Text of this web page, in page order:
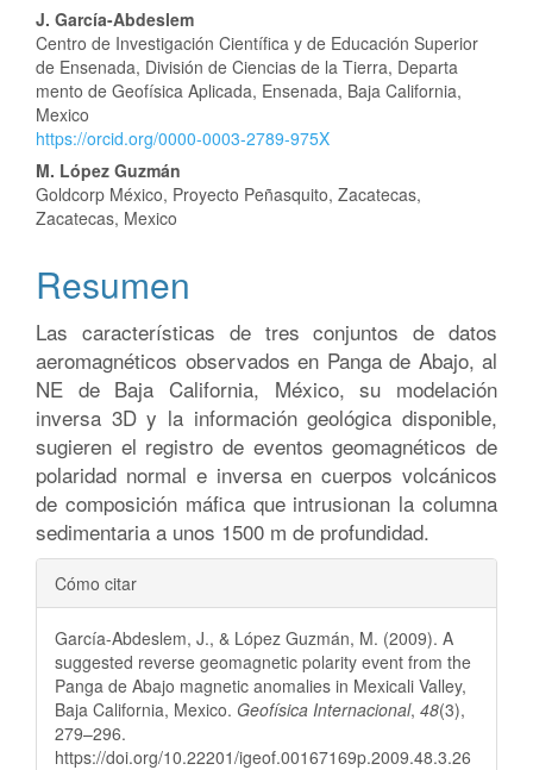
Contenido
principal
del
artículo
J. García-Abdeslem
Centro de Investigación Científica y de Educación Superior
de Ensenada, División de Ciencias de la Tierra, Departa
mento de Geofísica Aplicada, Ensenada, Baja California,
Mexico
https://orcid.org/0000-0003-2789-975X
M. López Guzmán
Goldcorp México, Proyecto Peñasquito, Zacatecas,
Zacatecas, Mexico
Resumen
Las características de tres conjuntos de datos
aeromagnéticos observados en Panga de Abajo, al
NE de Baja California, México, su modelación
inversa 3D y la información geológica disponible,
sugieren el registro de eventos geomagnéticos de
polaridad normal e inversa en cuerpos volcánicos
de composición máfica que intrusionan la columna
sedimentaria a unos 1500 m de profundidad.
Detalles
del
artículo
Cómo citar
García-Abdeslem, J., & López Guzmán, M. (2009). A
suggested reverse geomagnetic polarity event from the
Panga de Abajo magnetic anomalies in Mexicali Valley,
Baja California, Mexico. Geofísica Internacional, 48(3),
279–296.
https://doi.org/10.22201/igeof.00167169p.2009.48.3.26